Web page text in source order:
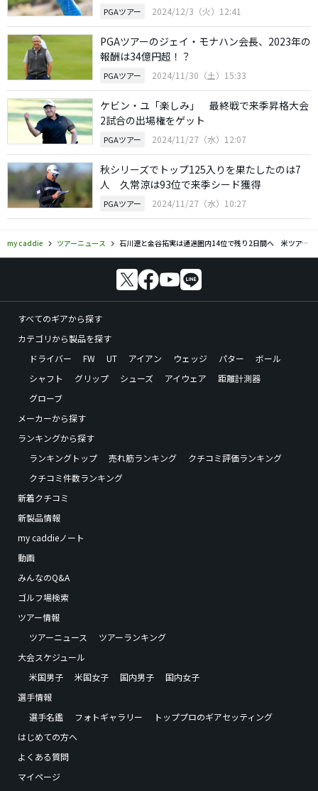
PGAツアー 2024/12/3（火）12:41
PGAツアーのジェイ・モナハン会長、2023年の
報酬は34億円超！？
PGAツアー 2024/11/30（土）15:33
ケビン・ユ「楽しみ」 最終戦で来季昇格大会
2試合の出場権をゲット
PGAツアー 2024/11/27（水）12:07
秋シリーズでトップ125入りを果たしたのは7
人 久常涼は93位で来季シード獲得
PGAツアー 2024/11/27（水）10:27
my caddie ツアーニュース 石川遼と金谷拓実は通過圏内14位で残り2日間へ 米ツアー2次予選会
すべてのギアから探す
カテゴリから製品を探す
ドライバー
FW UT アイアン ウェッジ パター
ボール
シャフト
グリップ シューズ アイウェア
距離計測器
グローブ
メーカーから探す
ランキングから探す
ランキングトップ
売れ筋ランキング
クチコミ評価ランキング
クチコミ件数ランキング
新着クチコミ
新製品情報
my caddieノート
動画
みんなのQ&A
ゴルフ場検索
ツアー情報
ツアーニュース
ツアーランキング
大会スケジュール
米国男子
米国女子 国内男子
国内女子
選手情報
選手名鑑
フォトギャラリー
トッププロのギアセッティング
はじめての方へ
よくある質問
マイページ